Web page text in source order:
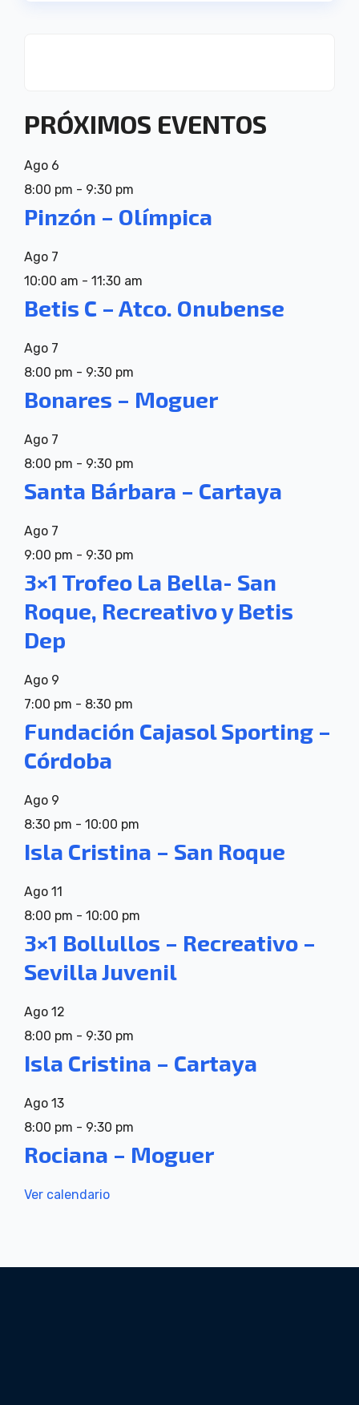
PRÓXIMOS EVENTOS
Ago 6
8:00 pm - 9:30 pm
Pinzón – Olímpica
Ago 7
10:00 am - 11:30 am
Betis C – Atco. Onubense
Ago 7
8:00 pm - 9:30 pm
Bonares – Moguer
Ago 7
8:00 pm - 9:30 pm
Santa Bárbara – Cartaya
Ago 7
9:00 pm - 9:30 pm
3×1 Trofeo La Bella- San
Roque, Recreativo y Betis
Dep
Ago 9
7:00 pm - 8:30 pm
Fundación Cajasol Sporting –
Córdoba
Ago 9
8:30 pm - 10:00 pm
Isla Cristina – San Roque
Ago 11
8:00 pm - 10:00 pm
3×1 Bollullos – Recreativo –
Sevilla Juvenil
Ago 12
8:00 pm - 9:30 pm
Isla Cristina – Cartaya
Ago 13
8:00 pm - 9:30 pm
Rociana – Moguer
Ver calendario